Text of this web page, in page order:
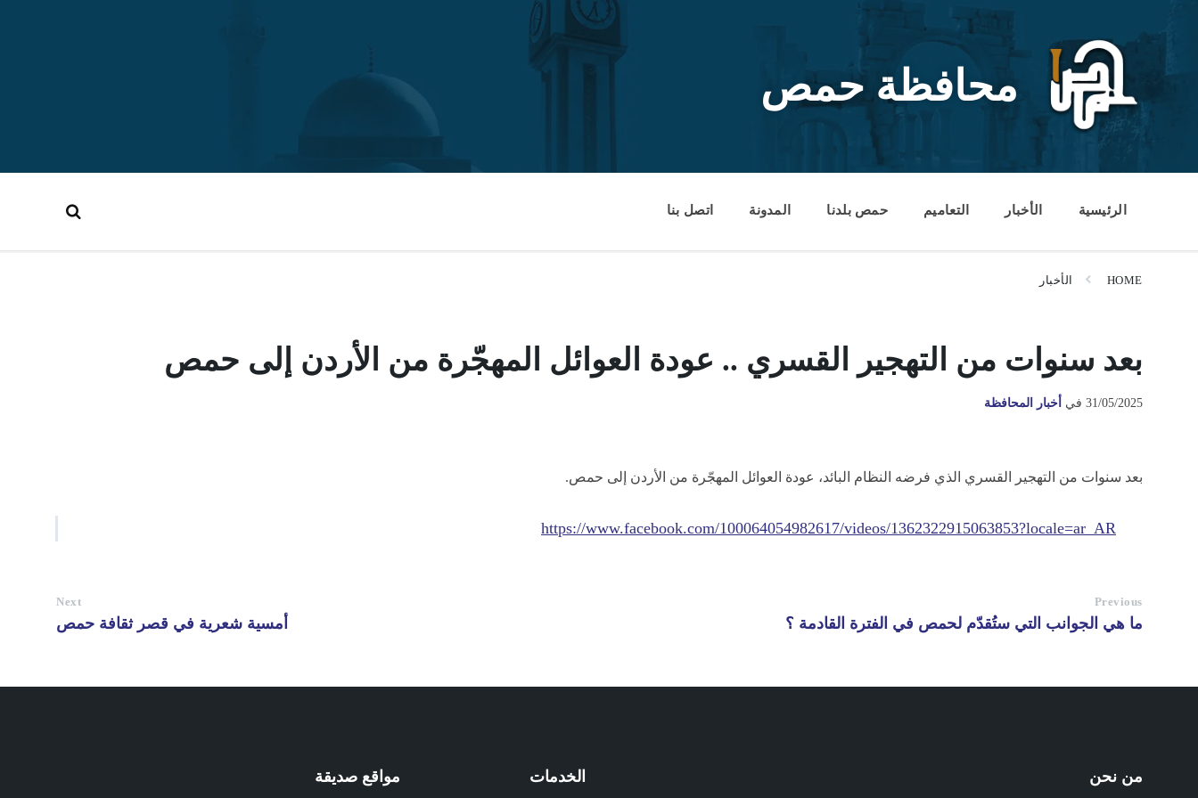
content
محافظة حمص
الرئيسية الأخبار التعاميم حمص بلدنا المدونة اتصل بنا
HOME الأخبار
بعد سنوات من التهجير القسري .. عودة العوائل المهجّرة من الأردن إلى حمص
31/05/2025 في أخبار المحافظة
بعد سنوات من التهجير القسري الذي فرضه النظام البائد، عودة العوائل المهجّرة من الأردن إلى حمص.
https://www.facebook.com/100064054982617/videos/1362322915063853?locale=ar_AR
Previous
ما هي الجوانب التي ستُقدّم لحمص في الفترة القادمة ؟
Next
أمسية شعرية في قصر ثقافة حمص
من نحن الخدمات مواقع صديقة